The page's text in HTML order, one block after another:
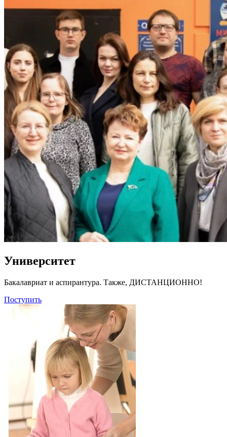
Университет
Бакалавриат и аспирантура. Также, ДИСТАНЦИОННО!
Поступить